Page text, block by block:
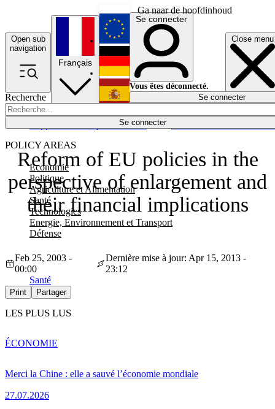
Ga naar de hoofdinhoud
Open sub
navigation
Close menu
Recherche
Se connecter
POLICY AREAS
Economie
Politique
Agriculture et Alimentation
Santé
Technologies
Energie, Environnement et Transport
Défense
Économie
Français
English
Deutsch
Español
Se connecter
Vous êtes déconnecté.
Se connecter
Reform of EU policies in the
perspective of enlargement and
their financial implications
Feb 25, 2003 -
00:00
Dernière mise à jour: Apr 15, 2013 -
23:12
Santé
Print Partager
LES PLUS LUS
Merci la Chine : elle a sauvé l’économie mondiale
27.07.2026
ÉCONOMIE